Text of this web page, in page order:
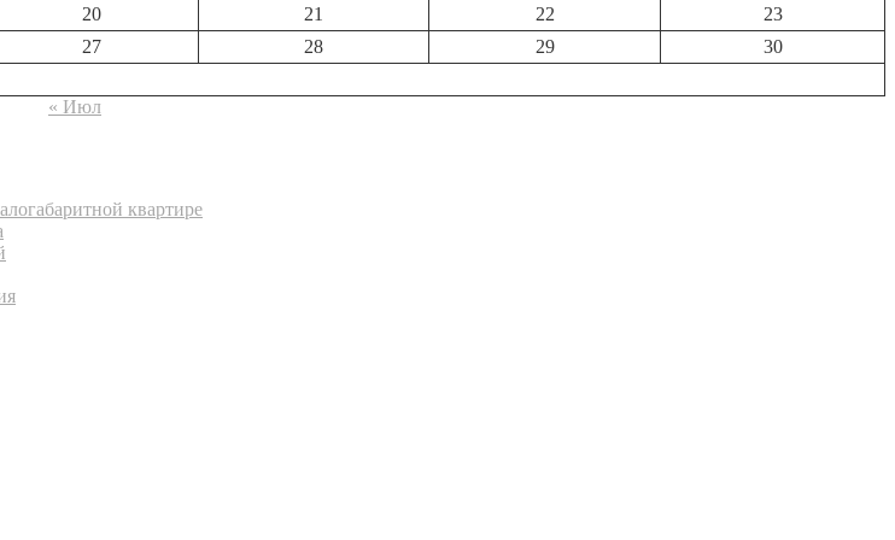
20 21 22
23
27 28 29
30
« Июл
квартире